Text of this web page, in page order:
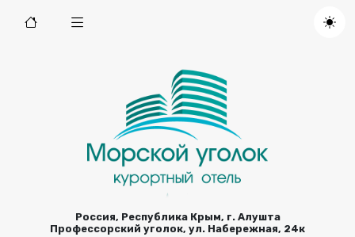
Россия, Республика Крым, г. Алушта
Профессорский уголок, ул. Набережная, 24к